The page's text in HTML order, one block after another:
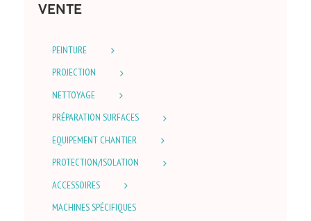
VENTE
PEINTURE
PROJECTION
NETTOYAGE
PRÉPARATION SURFACES
EQUIPEMENT CHANTIER
PROTECTION/ISOLATION
ACCESSOIRES
MACHINES SPÉCIFIQUES